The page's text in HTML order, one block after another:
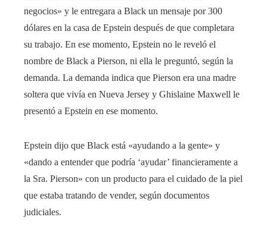
negocios» y le entregara a Black un mensaje por 300
dólares en la casa de Epstein después de que completara
su trabajo. En ese momento, Epstein no le reveló el
nombre de Black a Pierson, ni ella le preguntó, según la
demanda. La demanda indica que Pierson era una madre
soltera que vivía en Nueva Jersey y Ghislaine Maxwell le
presentó a Epstein en ese momento.
Epstein dijo que Black está «ayudando a la gente» y
«dando a entender que podría ‘ayudar’ financieramente a
la Sra. Pierson» con un producto para el cuidado de la piel
que estaba tratando de vender, según documentos
judiciales.